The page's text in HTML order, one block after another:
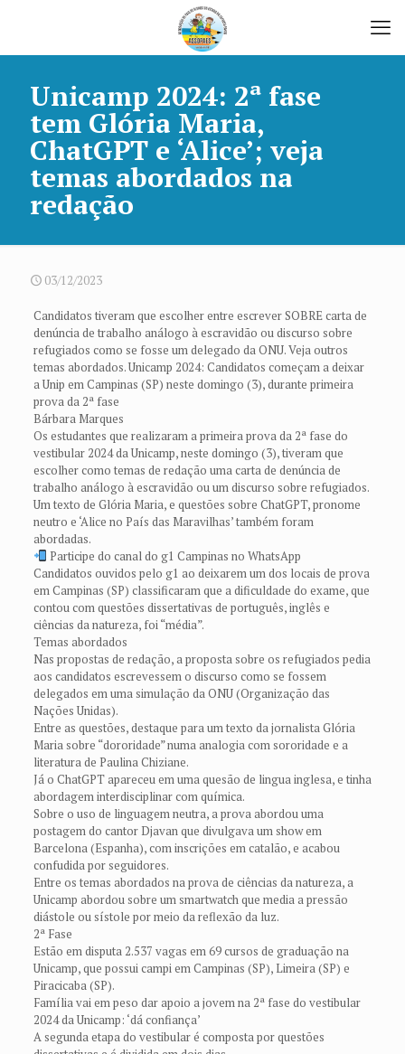
Unicamp 2024: 2ª fase
tem Glória Maria,
ChatGPT e ‘Alice’; veja
temas abordados na
redação
03/12/2023
Candidatos tiveram que escolher entre escrever SOBRE carta de
denúncia de trabalho análogo à escravidão ou discurso sobre
refugiados como se fosse um delegado da ONU. Veja outros
temas abordados. Unicamp 2024: Candidatos começam a deixar
a Unip em Campinas (SP) neste domingo (3), durante primeira
prova da 2ª fase
Bárbara Marques
Os estudantes que realizaram a primeira prova da 2ª fase do
vestibular 2024 da Unicamp, neste domingo (3), tiveram que
escolher como temas de redação uma carta de denúncia de
trabalho análogo à escravidão ou um discurso sobre refugiados.
Um texto de Glória Maria, e questões sobre ChatGPT, pronome
neutro e ‘Alice no País das Maravilhas’ também foram
abordadas.
Participe do canal do g1 Campinas no WhatsApp
Candidatos ouvidos pelo g1 ao deixarem um dos locais de prova
em Campinas (SP) classificaram que a dificuldade do exame, que
contou com questões dissertativas de português, inglês e
ciências da natureza, foi “média”.
Temas abordados
Nas propostas de redação, a proposta sobre os refugiados pedia
aos candidatos escrevessem o discurso como se fossem
delegados em uma simulação da ONU (Organização das
Nações Unidas).
Entre as questões, destaque para um texto da jornalista Glória
Maria sobre “dororidade” numa analogia com sororidade e a
literatura de Paulina Chiziane.
Já o ChatGPT apareceu em uma quesão de lingua inglesa, e tinha
abordagem interdisciplinar com química.
Sobre o uso de linguagem neutra, a prova abordou uma
postagem do cantor Djavan que divulgava um show em
Barcelona (Espanha), com inscrições em catalão, e acabou
confudida por seguidores.
Entre os temas abordados na prova de ciências da natureza, a
Unicamp abordou sobre um smartwatch que media a pressão
diástole ou sístole por meio da reflexão da luz.
2ª Fase
Estão em disputa 2.537 vagas em 69 cursos de graduação na
Unicamp, que possui campi em Campinas (SP), Limeira (SP) e
Piracicaba (SP).
Família vai em peso dar apoio a jovem na 2ª fase do vestibular
2024 da Unicamp: ‘dá confiança’
A segunda etapa do vestibular é composta por questões